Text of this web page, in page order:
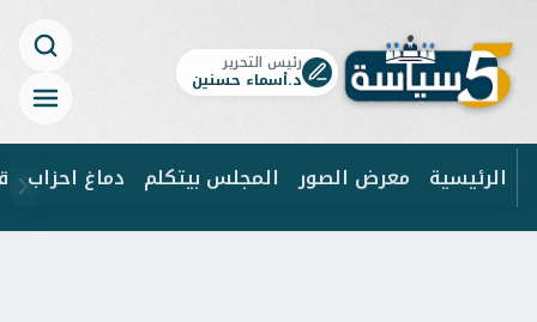
رئيس التحرير
د.أسماء حسنين
الرئيسية معرض الصور المجلس بيتكلم دماغ احزاب